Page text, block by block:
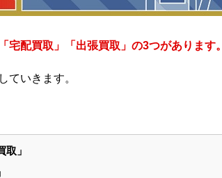
配買取」「出張買取」の3つがあります。
ていきます。
」